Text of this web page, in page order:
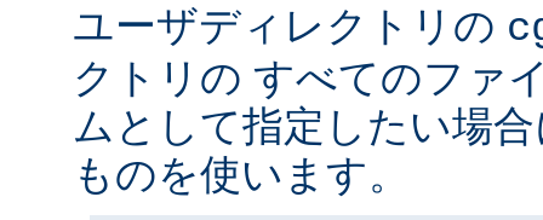
ユーザディレクトリの
クトリの すべてのファ
ムとして指定したい場
ものを使います。